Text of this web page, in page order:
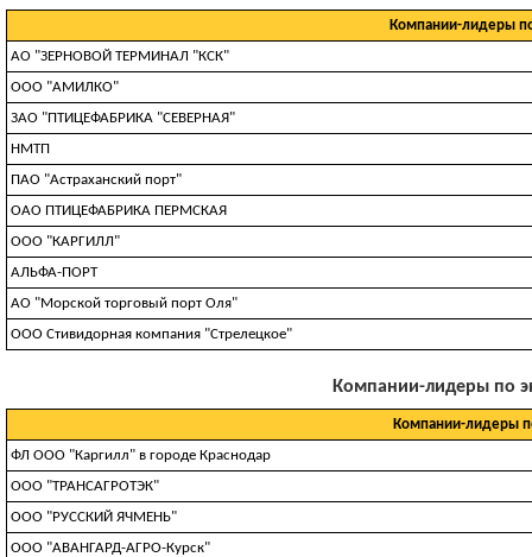
Компании-лидеры
АО "ЗЕРНОВОЙ ТЕРМИНАЛ "КСК"
ООО "АМИЛКО"
ЗАО "ПТИЦЕФАБРИКА "СЕВЕРНАЯ"
НМТП
ПАО "Астраханский порт"
ОАО ПТИЦЕФАБРИКА ПЕРМСКАЯ
ООО "КАРГИЛЛ"
АЛЬФА-ПОРТ
АО "Морской торговый порт Оля"
ООО Стивидорная компания "Стрелецкое"
Компании-лидеры по
Компании-лидеры
ФЛ ООО "Каргилл" в городе Краснодар
ООО "ТРАНСАГРОТЭК"
ООО "РУССКИЙ ЯЧМЕНЬ"
ООО "АВАНГАРД-АГРО-Курск"